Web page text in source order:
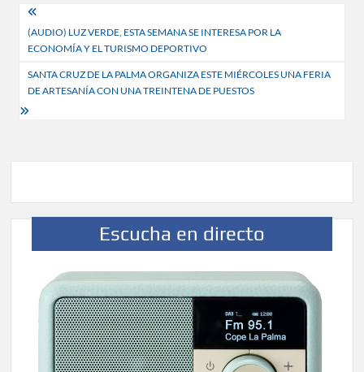
Navegación
de
entradas
(AUDIO) LUZ VERDE, ESTA SEMANA SE INTERESA POR LA
ECONOMÍA Y EL TURISMO DEPORTIVO
SANTA CRUZ DE LA PALMA ORGANIZA ESTE MIÉRCOLES UNA FERIA
DE ARTESANÍA CON UNA TREINTENA DE PUESTOS
Escucha en directo